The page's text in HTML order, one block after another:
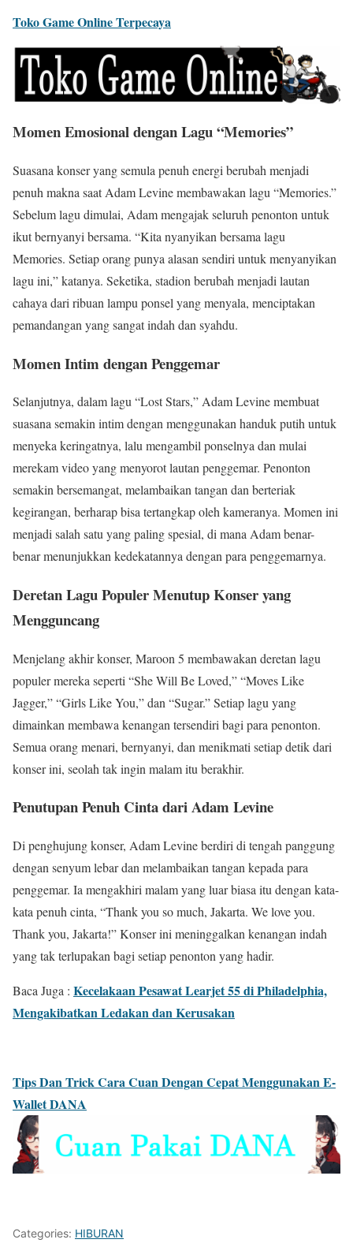
Toko Game Online Terpecaya
Momen Emosional dengan Lagu “Memories”
Suasana konser yang semula penuh energi berubah menjadi
penuh makna saat Adam Levine membawakan lagu “Memories.”
Sebelum lagu dimulai, Adam mengajak seluruh penonton untuk
ikut bernyanyi bersama. “Kita nyanyikan bersama lagu
Memories. Setiap orang punya alasan sendiri untuk menyanyikan
lagu ini,” katanya. Seketika, stadion berubah menjadi lautan
cahaya dari ribuan lampu ponsel yang menyala, menciptakan
pemandangan yang sangat indah dan syahdu.
Momen Intim dengan Penggemar
Selanjutnya, dalam lagu “Lost Stars,” Adam Levine membuat
suasana semakin intim dengan menggunakan handuk putih untuk
menyeka keringatnya, lalu mengambil ponselnya dan mulai
merekam video yang menyorot lautan penggemar. Penonton
semakin bersemangat, melambaikan tangan dan berteriak
kegirangan, berharap bisa tertangkap oleh kameranya. Momen ini
menjadi salah satu yang paling spesial, di mana Adam benar-
benar menunjukkan kedekatannya dengan para penggemarnya.
Deretan Lagu Populer Menutup Konser yang
Mengguncang
Menjelang akhir konser, Maroon 5 membawakan deretan lagu
populer mereka seperti “She Will Be Loved,” “Moves Like
Jagger,” “Girls Like You,” dan “Sugar.” Setiap lagu yang
dimainkan membawa kenangan tersendiri bagi para penonton.
Semua orang menari, bernyanyi, dan menikmati setiap detik dari
konser ini, seolah tak ingin malam itu berakhir.
Penutupan Penuh Cinta dari Adam Levine
Di penghujung konser, Adam Levine berdiri di tengah panggung
dengan senyum lebar dan melambaikan tangan kepada para
penggemar. Ia mengakhiri malam yang luar biasa itu dengan kata-
kata penuh cinta, “Thank you so much, Jakarta. We love you.
Thank you, Jakarta!” Konser ini meninggalkan kenangan indah
yang tak terlupakan bagi setiap penonton yang hadir.
Baca Juga : Kecelakaan Pesawat Learjet 55 di Philadelphia,
Mengakibatkan Ledakan dan Kerusakan
Tips Dan Trick Cara Cuan Dengan Cepat Menggunakan E-
Wallet DANA
Categories: HIBURAN